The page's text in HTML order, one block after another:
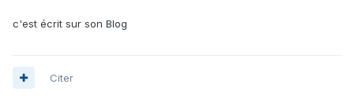
c'est écrit sur son Blog
Citer